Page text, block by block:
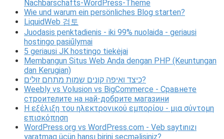
Nachbarschafts-WordPress-Theme
Wie und warum ein persönliches Blog starten?
LiquidWeb 검토
Juodasis penktadienis - iki 99% nuolaida - geriausi
hostingo pasiūlymai
5 geriausi JK hostingo tiekėjai
Membangun Situs Web Anda dengan PHP (Keuntungan
dan Kerugian)
כיצד ואיפה קונים שמות מתחם זולים?
Weebly vs Volusion vs BigCommerce - Сравнете
строителите на най-добрите магазини
Η εξέλιξη του ηλεκτρονικού εμπορίου - μια σύντομη
επισκόπηση
WordPress.org vs WordPress.com - Veb saytınızı
yaratmaq üçün hansı birini seçməlisiniz?